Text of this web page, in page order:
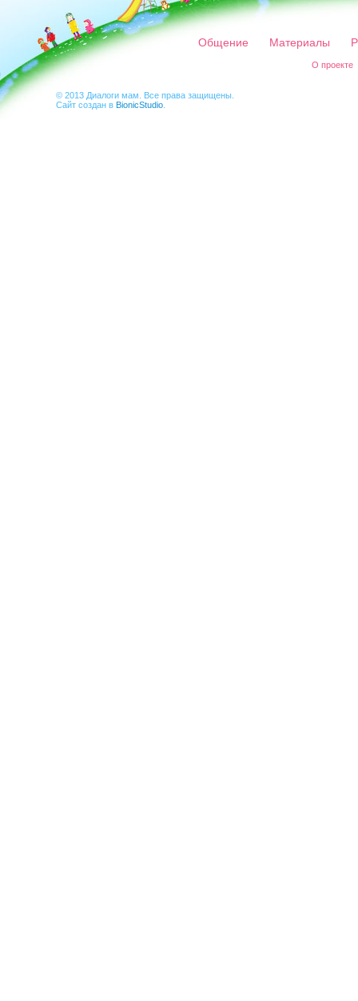
Общение Материалы
О проекте
© 2013 Диалоги мам. Все права защищены.
Сайт создан в BionicStudio